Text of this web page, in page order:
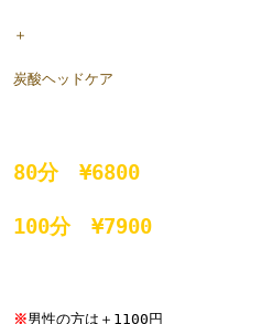
＋
炭酸ヘッドケア
80分 ¥6800
100分 ¥7900
※男性の方は＋1100円